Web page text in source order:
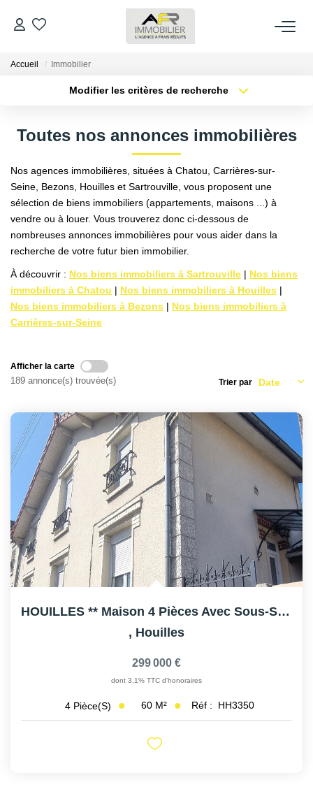
ESTIMER
FAIRE GÉRER
NOS AGENCES
Qui Sommes Nous
AFR IMMOBILIER Bezons
AFR IMMOBILIER Carrières-Sur-Seine
AFR IMMOBILIER Chatou - Transaction
AFR IMMOBILIER Houilles
AFR IMMOBILIER Sartrouville
CONTACT
Accueil Immobilier
Modifier les critères de recherche
Type de bien
Budget max Plus de critères
Créer une alerte
Toutes nos annonces immobilières
Nos agences immobilières, situées à Chatou, Carrières-sur-
Seine, Bezons, Houilles et Sartrouville, vous proposent une
sélection de biens immobiliers (appartements, maisons ...) à
vendre ou à louer. Vous trouverez donc ci-dessous de
nombreuses annonces immobilières pour vous aider dans la
recherche de votre futur bien immobilier.
À découvrir : Nos biens immobiliers à Sartrouville | Nos biens
immobiliers à Chatou | Nos biens immobiliers à Houilles |
Nos biens immobiliers à Bezons | Nos biens immobiliers à
Carrières-sur-Seine
Afficher la carte
189 annonce(s) trouvée(s) Trier par
HOUILLES ** Maison 4 Pièces Avec Sous-Sol Et Terrasse
, Houilles
299 000 €
dont 3,1% TTC d'honoraires
4 Pièce(s) 60 M² Réf : HH3350